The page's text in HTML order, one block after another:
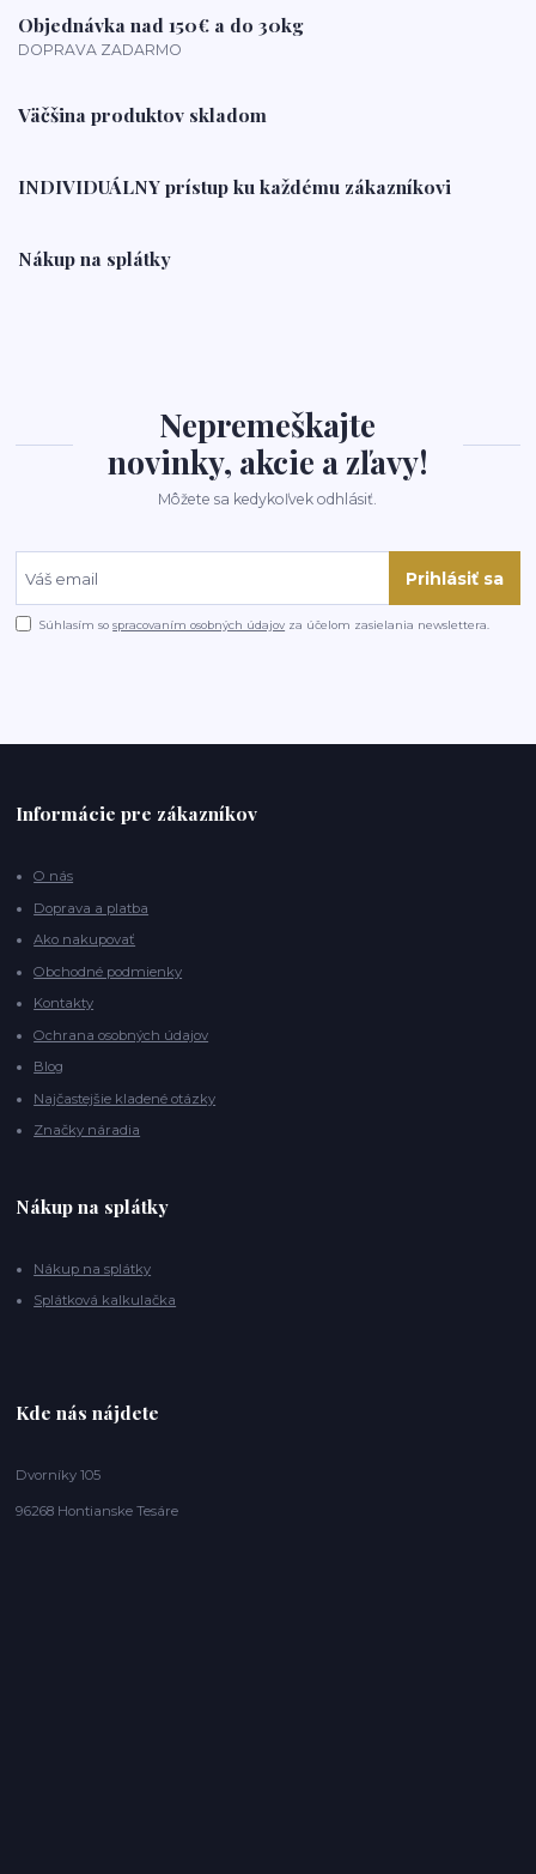
Objednávka nad 150€ a do 30kg
DOPRAVA ZADARMO
Väčšina produktov skladom
INDIVIDUÁLNY prístup ku každému zákazníkovi
Nákup na splátky
Nepremeškajte
novinky, akcie a zľavy!
Môžete sa kedykoľvek odhlásiť.
Prihlásiť sa
Súhlasím sospracovaním osobných údajov za účelom zasielania newslettera.
Informácie pre zákazníkov
O nás
Doprava a platba
Ako nakupovať
Obchodné podmienky
Kontakty
Ochrana osobných údajov
Blog
Najčastejšie kladené otázky
Značky náradia
Nákup na splátky
Nákup na splátky
Splátková kalkulačka
Kde nás nájdete
Dvorníky 105
96268 Hontianske Tesáre